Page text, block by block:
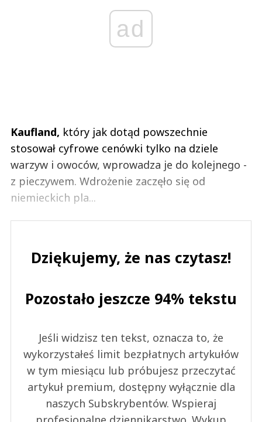
ad
Kaufland, który jak dotąd powszechnie
stosował cyfrowe cenówki tylko na dziele
warzyw i owoców, wprowadza je do kolejnego -
z pieczywem. Wdrożenie zaczęło się od
niemieckich pla...
Dziękujemy, że nas czytasz!
Pozostało jeszcze 94% tekstu
Jeśli widzisz ten tekst, oznacza to, że
wykorzystałeś limit bezpłatnych artykułów
w tym miesiącu lub próbujesz przeczytać
artykuł premium, dostępny wyłącznie dla
naszych Subskrybentów. Wspieraj